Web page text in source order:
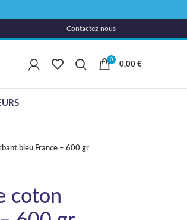
Contactez-nous
0
0,00 €
bleu France – 600 gr
coton